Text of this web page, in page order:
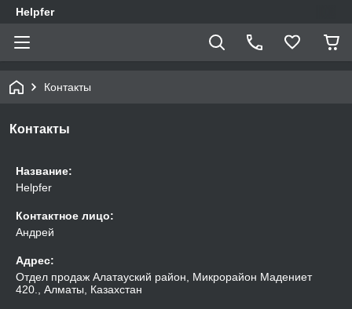
Helpfer
Контакты
Контакты
Название:
Helpfer
Контактное лицо:
Андрей
Адрес:
Отдел продаж Алатауский район, Микрорайон Мадениет
420., Алматы, Казахстан